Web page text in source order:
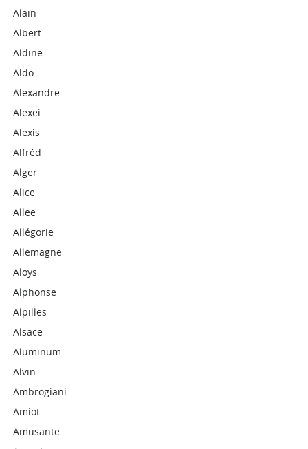
Alain
Albert
Aldine
Aldo
Alexandre
Alexei
Alexis
Alfréd
Alger
Alice
Allee
Allégorie
Allemagne
Aloys
Alphonse
Alpilles
Alsace
Aluminum
Alvin
Ambrogiani
Amiot
Amusante